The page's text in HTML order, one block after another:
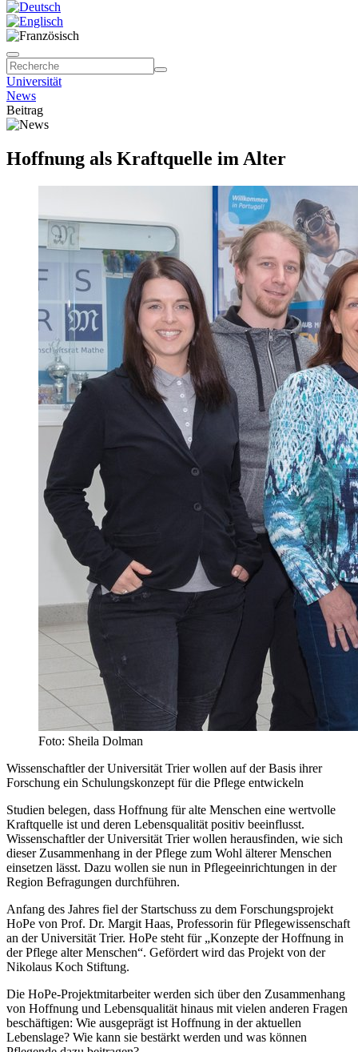
Universität
News
Beitrag
Hoffnung als Kraftquelle im Alter
Foto: Sheila Dolman
Wissenschaftler der Universität Trier wollen auf der Basis ihrer
Forschung ein Schulungskonzept für die Pflege entwickeln
Studien belegen, dass Hoffnung für alte Menschen eine wertvolle
Kraftquelle ist und deren Lebensqualität positiv beeinflusst.
Wissenschaftler der Universität Trier wollen herausfinden, wie sich
dieser Zusammenhang in der Pflege zum Wohl älterer Menschen
einsetzen lässt. Dazu wollen sie nun in Pflegeeinrichtungen in der
Region Befragungen durchführen.
Anfang des Jahres fiel der Startschuss zu dem Forschungsprojekt
HoPe von Prof. Dr. Margit Haas, Professorin für Pflegewissenschaft
an der Universität Trier. HoPe steht für „Konzepte der Hoffnung in
der Pflege alter Menschen“. Gefördert wird das Projekt von der
Nikolaus Koch Stiftung.
Die HoPe-Projektmitarbeiter werden sich über den Zusammenhang
von Hoffnung und Lebensqualität hinaus mit vielen anderen Fragen
beschäftigen: Wie ausgeprägt ist Hoffnung in der aktuellen
Lebenslage? Wie kann sie bestärkt werden und was können